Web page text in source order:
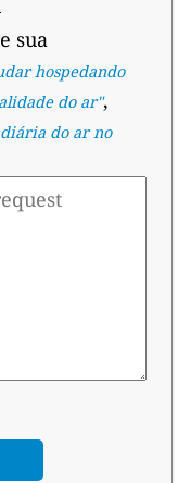
sua
hospedando
do ar",
do ar no